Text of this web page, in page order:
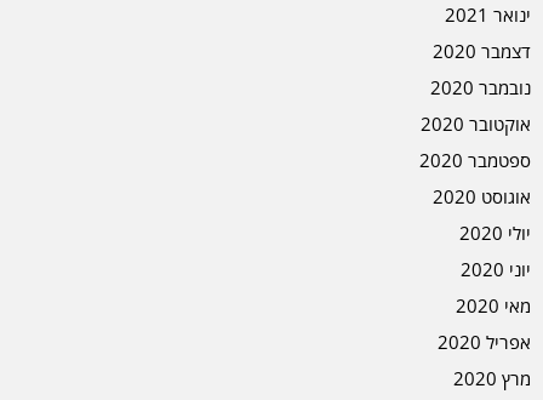
ינואר 2021
דצמבר 2020
נובמבר 2020
אוקטובר 2020
ספטמבר 2020
אוגוסט 2020
יולי 2020
יוני 2020
מאי 2020
אפריל 2020
מרץ 2020